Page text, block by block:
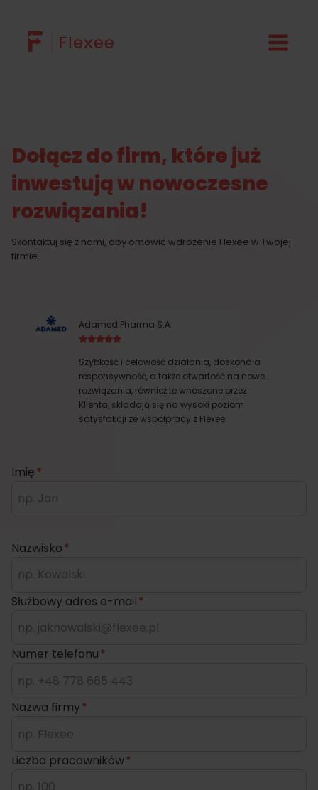
treści
Dołącz do firm, które już
inwestują w nowoczesne
rozwiązania!
Skontaktuj się z nami, aby omówić wdrożenie Flexee w Twojej
firmie.
Szybkość i celowość działania, doskonała
responsywność, a także otwartość na nowe
rozwiązania, również te wnoszone przez
Klienta, składają się na wysoki poziom
satysfakcji ze współpracy z Flexee.
Adamed Pharma S.A.
Imię*
Nazwisko*
Służbowy adres e-mail*
Numer telefonu*
Nazwa firmy*
Liczba pracowników*